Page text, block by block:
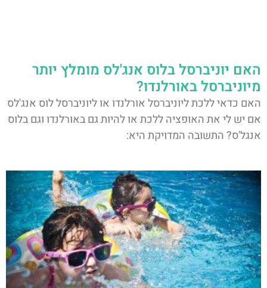
האם יוניברסל בלוס אנג'לס מומלץ יותר
מיוניברסל באורלנדו?
האם כדאי ללכת ליוניברסל אורלנדו או ליוניברסל לוס אנג'לס
אם יש לי את האופציה ללכת או להיות גם באורלנדו וגם בלוס
אנגל'ס? התשובה המדויקת היא: